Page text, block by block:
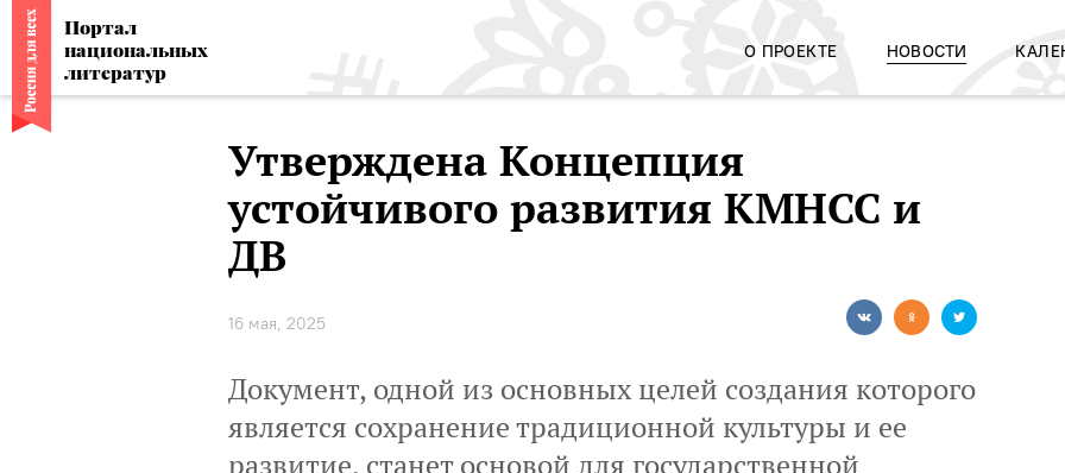
Портал
национальных
литератур
О ПРОЕКТЕ НОВОСТИ
Утверждена Концепция
устойчивого развития КМНСС и
ДВ
16 мая, 2025
Документ, одной из основных целей создания которого
является сохранение традиционной культуры и ее
развитие, станет основой для государственной